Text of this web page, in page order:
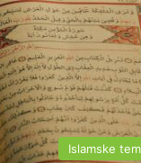
Islamske